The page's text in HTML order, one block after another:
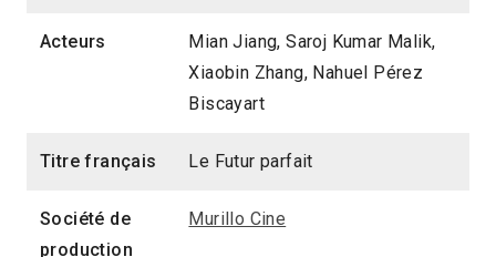
Acteurs
Mian Jiang, Saroj Kumar Malik,
Xiaobin Zhang, Nahuel Pérez
Biscayart
Titre français Le Futur parfait
Société de
production
Murillo Cine